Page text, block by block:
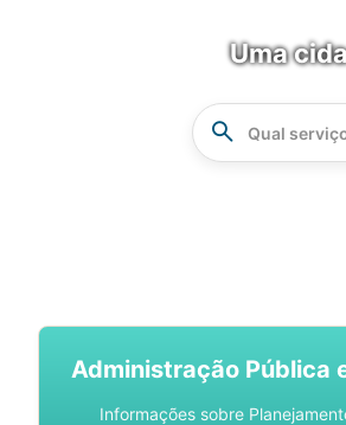
Uma
Administração Pública
Informações sobre